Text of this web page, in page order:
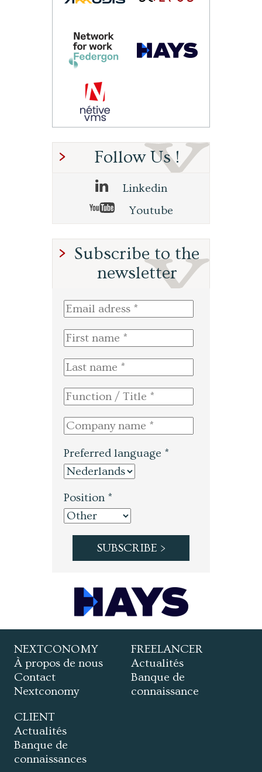
Follow Us !
Linkedin
Youtube
Subscribe to the
newsletter
Preferred language *
Position *
NEXTCONOMY
À propos de nous
Contact
Nextconomy
FREELANCER
Actualités
Banque de
connaissance
CLIENT
Actualités
Banque de
connaissances